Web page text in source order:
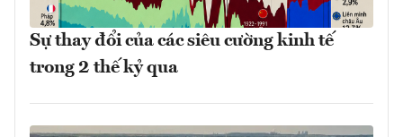
Sự thay đổi của các siêu cường kinh tế
trong 2 thế kỷ qua